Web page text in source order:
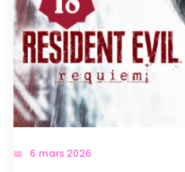
6 mars 2026